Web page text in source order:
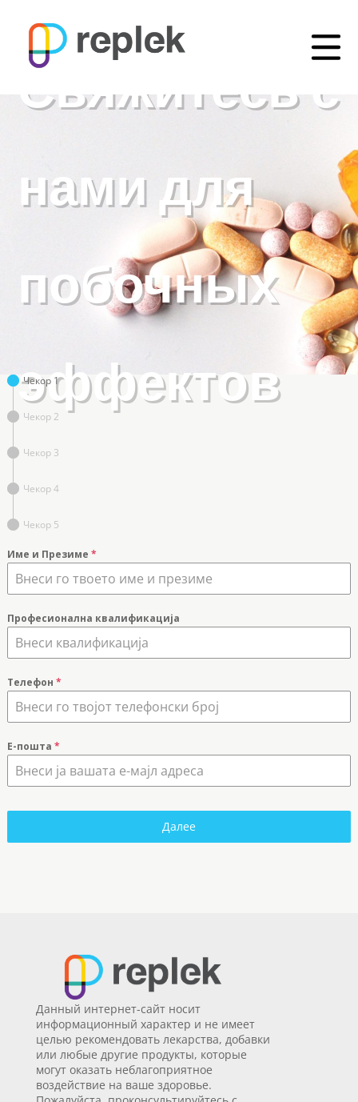
Свяжитесь с
нами для
побочных
эффектов
Чекор 1
Чекор 2
Чекор 3
Чекор 4
Чекор 5
Име и Презиме *
Професионална квалификација
Телефон *
Е-пошта *
Далее
Данный интернет-сайт носит
информационный характер и не имеет
целью рекомендовать лекарства, добавки
или любые другие продукты, которые
могут оказать неблагоприятное
воздействие на ваше здоровье.